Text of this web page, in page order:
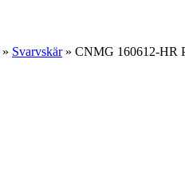
» Svarvskär» CNMG 160612-HR